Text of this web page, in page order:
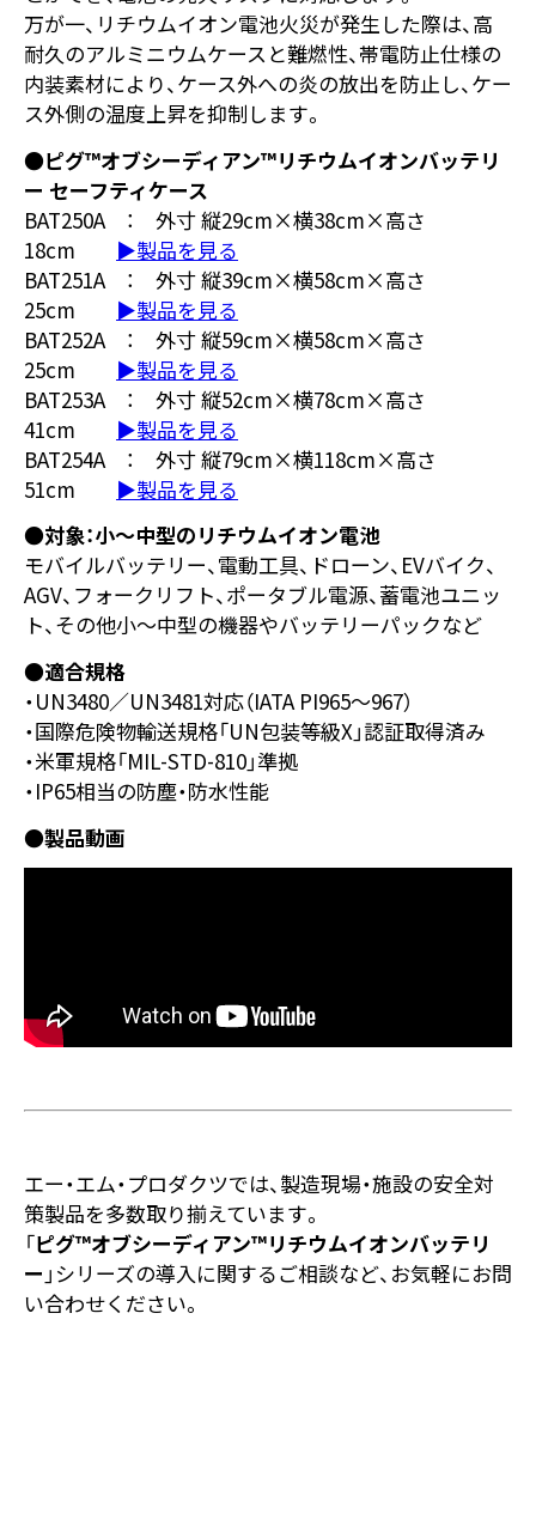
万が一、リチウムイオン電池火災が発生した際は、高
耐久のアルミニウムケースと難燃性、帯電防止仕様の
内装素材により、ケース外への炎の放出を防止し、ケー
ス外側の温度上昇を抑制します。
●ピグ™オブシーディアン™リチウムイオンバッテリ
ー セーフティケース
BAT250A ： 外寸 縦29cm×横38cm×高さ
18cm ▶製品を見る
BAT251A ： 外寸 縦39cm×横58cm×高さ
25cm ▶製品を見る
BAT252A ： 外寸 縦59cm×横58cm×高さ
25cm ▶製品を見る
BAT253A ： 外寸 縦52cm×横78cm×高さ
41cm ▶製品を見る
BAT254A ： 外寸 縦79cm×横118cm×高さ
51cm ▶製品を見る
●対象：小～中型のリチウムイオン電池
モバイルバッテリー、電動工具、ドローン、EVバイク、
AGV、フォークリフト、ポータブル電源、蓄電池ユニッ
ト、その他小～中型の機器やバッテリーパックなど
●適合規格
・UN3480／UN3481対応（IATA PI965～967）
・国際危険物輸送規格「UN包装等級X」認証取得済み
・米軍規格「MIL-STD-810」準拠
・IP65相当の防塵・防水性能
●製品動画
エー・エム・プロダクツでは、製造現場・施設の安全対
策製品を多数取り揃えています。
「ピグ™オブシーディアン™リチウムイオンバッテリ
ー 」シリーズの導入に関するご相談など、お気軽にお問
い合わせください。